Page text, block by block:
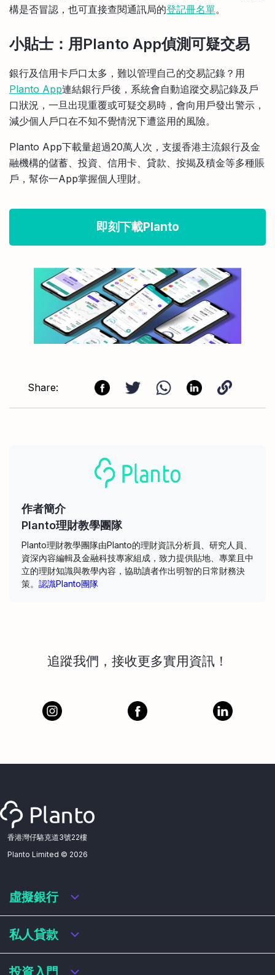
構是否冒認，也可直接查閱通訊局的登記冊名單。
小貼士：用Planto App偵測可疑交易
銀行及信用卡戶口太多，難以管理自己的交易記錄？用
Planto App連結銀行戶後，系統會自動追蹤交易記錄及戶
口狀況，一旦出現重覆或可疑交易時，會向用戶發出警示，
減少個人戶口在不知不覺情況下遭盜用的風險。
Planto App下載量超過20萬人次，支援香港主流銀行及金
融機構的儲蓄、投資、信用卡、貸款、按揭及積金等多種賬
戶，幫你一App掌握個人理財。
即刻下載Planto
Share:
作者簡介
Planto理財教學團隊
Planto理財教學團隊由Planto的理財資訊分析員、研究人員、
資深內容編輯及金融科技專家組成，致力提供貼地、專業且中
立的理財知識與教學內容，協助讀者作出明智的日常財務決
策。 認識Planto團隊
追蹤我們，接收更多實用資訊！
香港灣仔駱克道3號22樓
Planto Limited © 2026
虛擬銀行
虛擬銀行迎新優惠
虛擬銀行存款利率比較
虛擬銀行銀扣賬卡 / 信用卡
私人貸款
私人貸款年利率比較